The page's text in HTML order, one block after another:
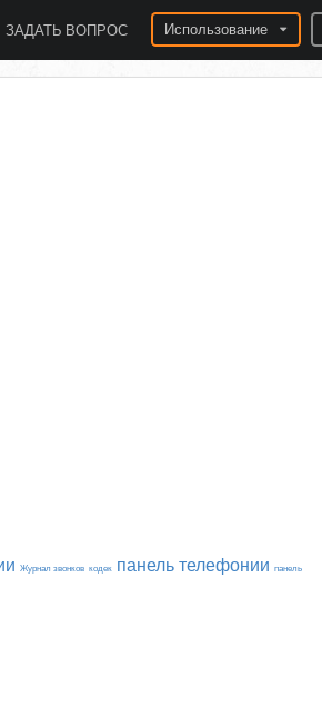
ЗАДАТЬ ВОПРОС Использование
Журнал звонков кодек панель телефонии панель